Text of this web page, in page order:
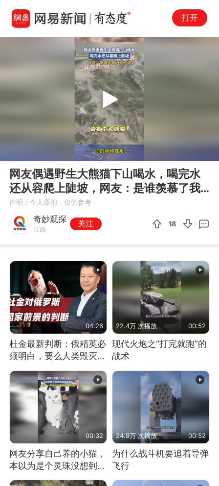
打开
Play
网友偶遇野生大熊猫下山喝水，喝完水
还从容爬上陡坡，网友：是谁羡慕了我
不说
声明：个人原创，仅供参考
奇妙观探
江西
关注 18
04:26
杜金最新判断：俄精英必
须明白，要么人类毁灭，
22.4万 次播放 00:52
现代火炮之“打完就跑”的
战术
00:32
网友分享自己养的小猫，
本以为是个灵珠没想到是
魔丸
24.9万 次播放 00:52
为什么战斗机要追着导弹
飞行